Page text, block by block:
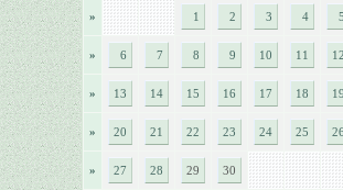
» 1 2 3 4 5
» 6 7 8 9 10 11 12
» 13 14 15 16 17 18 19
» 20 21 22 23 24 25 26
» 27 28 29 30